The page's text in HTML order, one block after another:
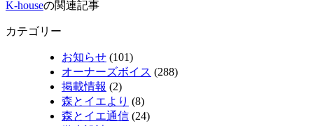
K-houseの関連記事
カテゴリー
お知らせ (101)
オーナーズボイス (288)
掲載情報 (2)
森とイエより (8)
森とイエ通信 (24)